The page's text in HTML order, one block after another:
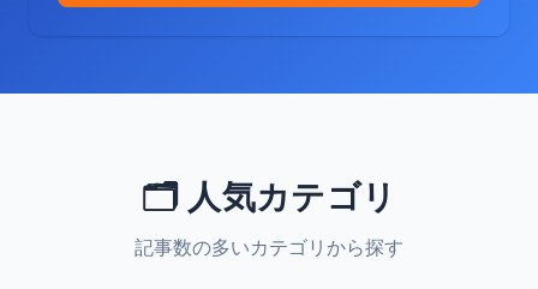
🗂️ 人気カテゴリ
記事数の多いカテゴリから探す